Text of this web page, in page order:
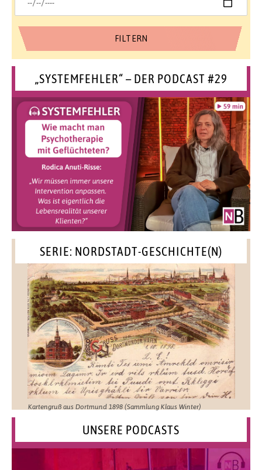
„SYSTEMFEHLER“ – DER PODCAST #29
SERIE: NORDSTADT-GESCHICHTE(N)
Kartengruß aus Dortmund 1898 (Sammlung Klaus Winter)
UNSERE PODCASTS